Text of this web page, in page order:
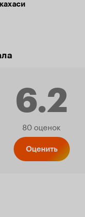
6.2
80 оценок
Оценить